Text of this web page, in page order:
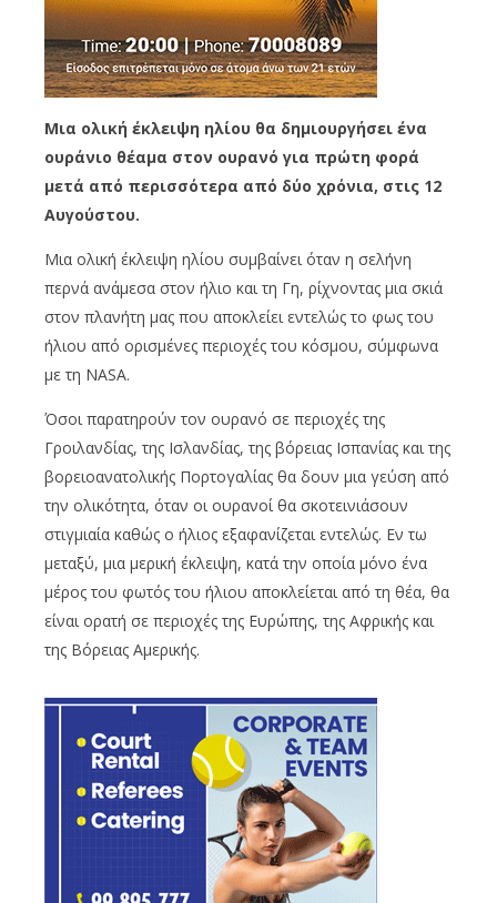
Mια ολική έκλειψη ηλίου θα δημιουργήσει ένα
ουράνιο θέαμα στον ουρανό για πρώτη φορά
μετά από περισσότερα από δύο χρόνια, στις 12
Αυγούστου.
Μια ολική έκλειψη ηλίου συμβαίνει όταν η σελήνη
περνά ανάμεσα στον ήλιο και τη Γη, ρίχνοντας μια σκιά
στον πλανήτη μας που αποκλείει εντελώς το φως του
ήλιου από ορισμένες περιοχές του κόσμου, σύμφωνα
με τη NASA.
Όσοι παρατηρούν τον ουρανό σε περιοχές της
Γροιλανδίας, της Ισλανδίας, της βόρειας Ισπανίας και της
βορειοανατολικής Πορτογαλίας θα δουν μια γεύση από
την ολικότητα, όταν οι ουρανοί θα σκοτεινιάσουν
στιγμιαία καθώς ο ήλιος εξαφανίζεται εντελώς. Εν τω
μεταξύ, μια μερική έκλειψη, κατά την οποία μόνο ένα
μέρος του φωτός του ήλιου αποκλείεται από τη θέα, θα
είναι ορατή σε περιοχές της Ευρώπης, της Αφρικής και
της Βόρειας Αμερικής.